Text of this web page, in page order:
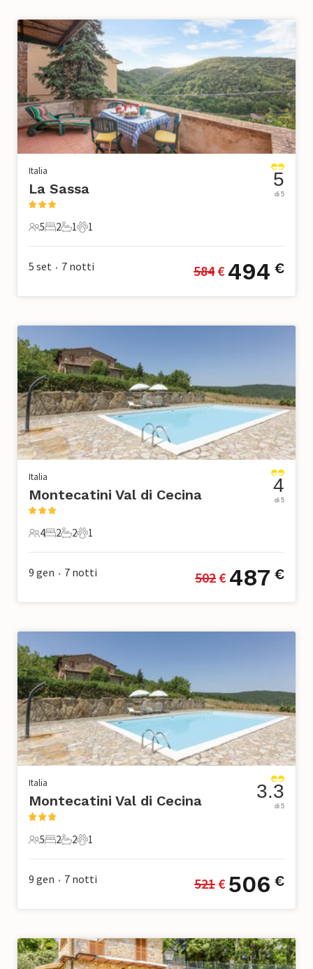
Italia
La Sassa
5 Ospiti
5
2 Camere da letto
2
1 Bagno
1
1 Animale domestico
1
5
di 5
5 set • 7 notti 584 € 494 €
Italia
Montecatini Val di Cecina
4 Ospiti
4
2 Camere da letto
2
2 Bagni
2
1 Animale domestico
1
4
di 5
9 gen • 7 notti 502 € 487 €
Italia
Montecatini Val di Cecina
5 Ospiti
5
2 Camere da letto
2
2 Bagni
2
1 Animale domestico
1
3.3
di 5
9 gen • 7 notti 521 € 506 €